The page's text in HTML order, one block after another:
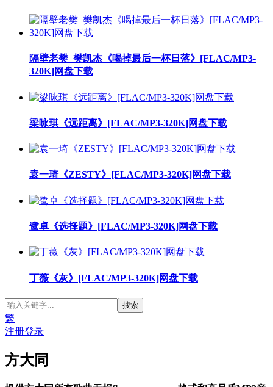
隔壁老樊_樊凯杰《喝掉最后一杯日落》[FLAC/MP3-
320K]网盘下载
梁咏琪《远距离》[FLAC/MP3-320K]网盘下载
袁一琦《ZESTY》[FLAC/MP3-320K]网盘下载
鹭卓《选择题》[FLAC/MP3-320K]网盘下载
丁薇《灰》[FLAC/MP3-320K]网盘下载
繁
注册登录
方大同